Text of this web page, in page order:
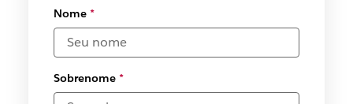
Nome*
Sobrenome*